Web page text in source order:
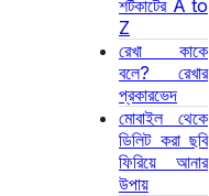
শর্টকাটের A to
Z
রেখা কাকে
বলে? রেখার
প্রকারভেদ
মোবাইল থেকে
ডিলিট করা ছবি
ফিরিয়ে আনার
উপায়